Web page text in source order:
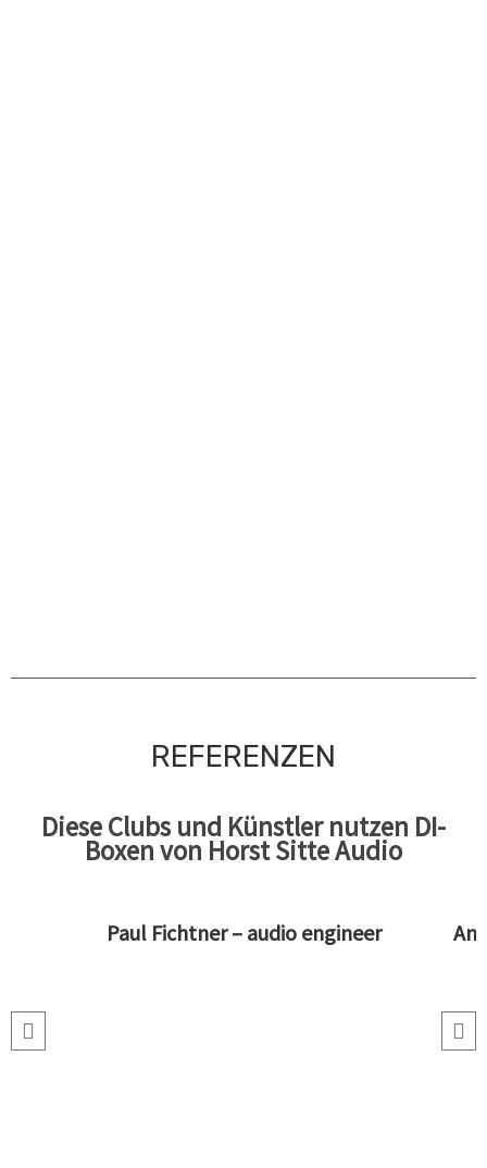
REFERENZEN
Diese Clubs und Künstler nutzen DI-
Boxen von Horst Sitte Audio
Paul Fichtner – audio engineer